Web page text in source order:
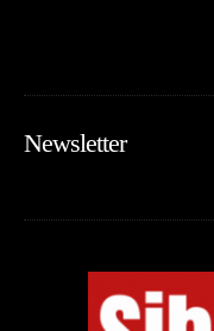
Newsletter